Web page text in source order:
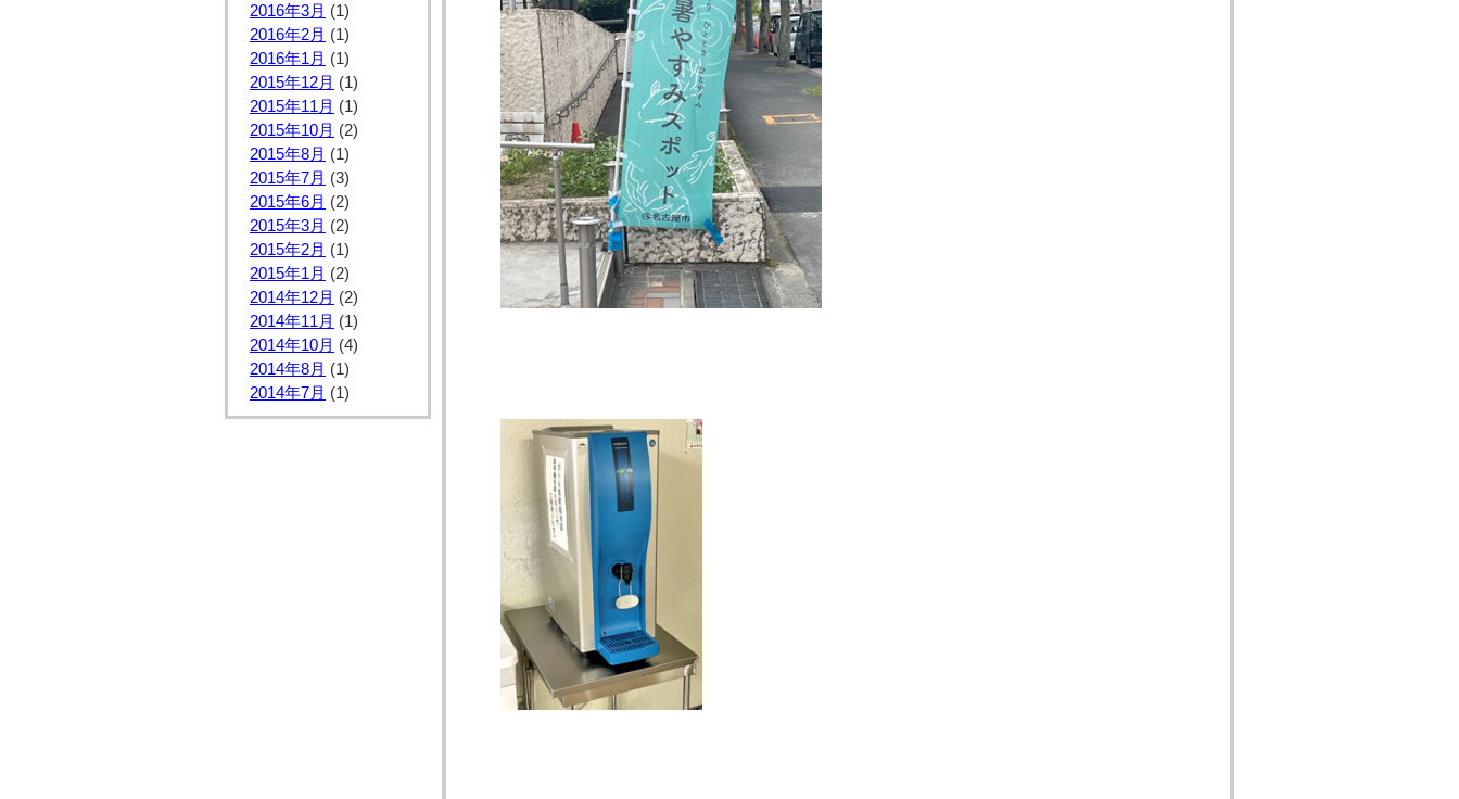
2016年3月 (1)
2016年2月 (1)
2016年1月 (1)
2015年12月 (1)
2015年11月 (1)
2015年10月 (2)
2015年8月 (1)
2015年7月 (3)
2015年6月 (2)
2015年3月 (2)
2015年2月 (1)
2015年1月 (2)
2014年12月 (2)
2014年11月 (1)
2014年10月 (4)
2014年8月 (1)
2014年7月 (1)